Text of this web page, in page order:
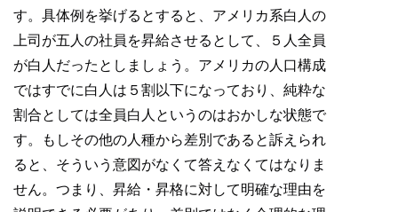
す。具体例を挙げるとすると、アメリカ系白人の
上司が五人の社員を昇給させるとして、５人全員
が白人だったとしましょう。アメリカの人口構成
ではすでに白人は５割以下になっており、純粋な
割合としては全員白人というのはおかしな状態で
す。もしその他の人種から差別であると訴えられ
ると、そういう意図がなくて答えなくてはなりま
せん。つまり、昇給・昇格に対して明確な理由を